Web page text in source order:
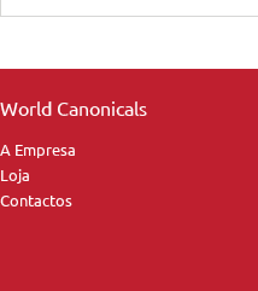
World Canonicals
A Empresa
Loja
Contactos